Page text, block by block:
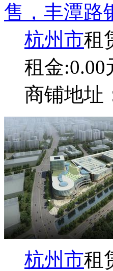
售，丰潭路
杭州市租
租金:0.00
商铺地址
杭州市租